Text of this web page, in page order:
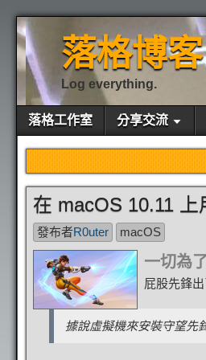
落格博客
Log everything.
落格工作室 分享交流
在 macOS 10.11
發布者R0uter macOS
一切為
屁股先鋒
據說虛擬機來安裝守望先